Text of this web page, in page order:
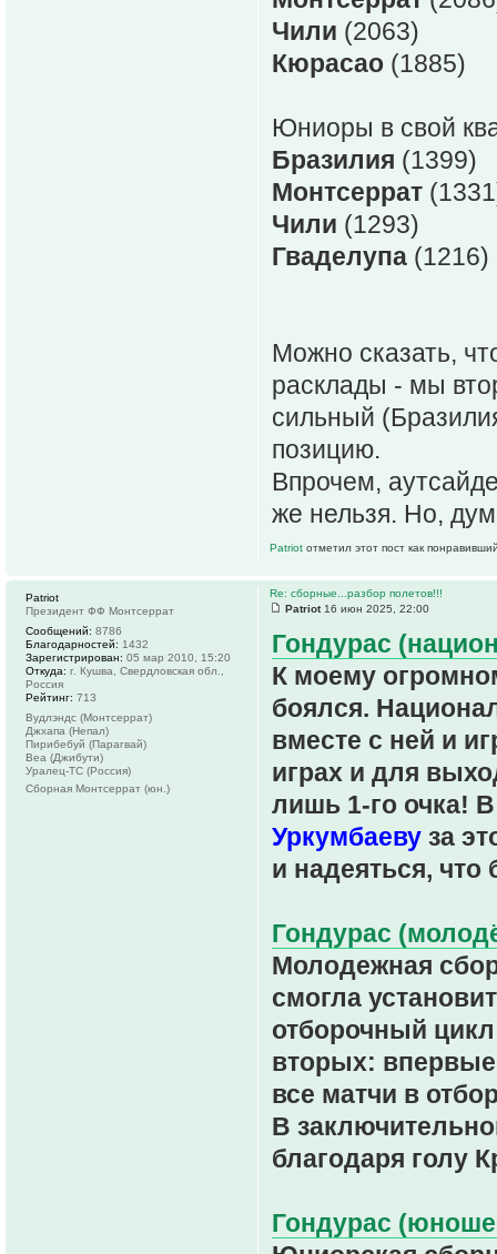
Чили (2063)
Кюрасао (1885)
Юниоры в свой
Бразилия (1399)
Монтсеррат
Чили (1293)
Гваделупа (1216)
Можно сказать,
расклады - мы
сильный
позицию.
Впрочем,
же нельзя. Но,
Patriot отметил этот пост как
Re: сборные...разбор полетов!!!
Patriot16 июн 2025, 22:00
Гондурас
К моему
боялся.
вместе с ней и
играх и для
лишь 1-го очка!
Уркумбаеву за
и надеяться,
Гондурас
Молодежная
смогла
отборочный
вторых: впервые
все матчи в
В
благодаря голу
Гондурас
Patriot
Президент ФФ Монтсеррат
Сообщений: 8786
Благодарностей: 1432
Зарегистрирован: 05 мар 2010, 15:20
Откуда: г. Кушва, Свердловская обл.,
Россия
Рейтинг: 713
Вудлэндс (Монтсеррат)
Джхапа (Непал)
Пирибебуй (Парагвай)
Веа (Джибути)
Уралец-ТС (Россия)
Сборная Монтсеррат (юн.)